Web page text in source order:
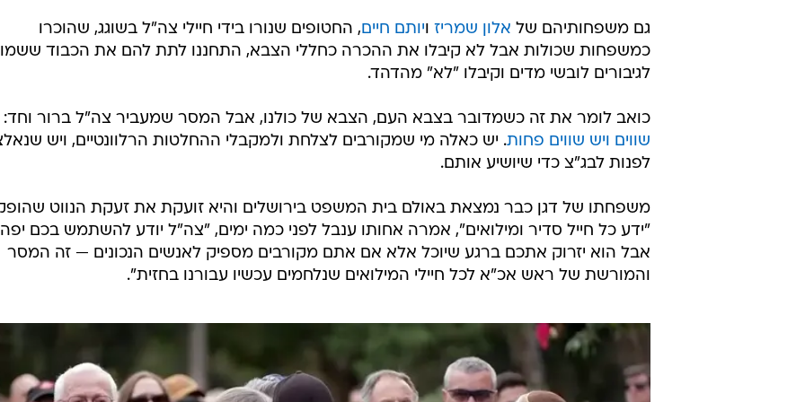
גם משפחותיהם של אלון שמריז ויותם חיים, החטופים שנורו בידי חיילי צה"ל בשוגג, שהוכרו
כמשפחות שכולות אבל לא קיבלו את ההכרה כחללי הצבא, התחננו לתת להם את הכבוד
לגיבורים לובשי מדים וקיבלו "לא" מהדהד.
כואב לומר את זה כשמדובר בצבא העם, הצבא של כולנו, אבל המסר שמעביר צה"ל ברור וחד:
שווים ויש שווים פחות. יש כאלה מי שמקורבים לצלחת ולמקבלי ההחלטות הרלוונטיים, ויש
לפנות לבג"צ כדי שיושיע אותם.
משפחתו של דגן כבר נמצאת באולם בית המשפט בירושלים והיא זועקת את זעקת הנווט
"ידע כל חייל סדיר ומילואים", אמרה אחותו ענבל לפני כמה ימים, "צה"ל יודע להשתמש בכם יפה
אבל הוא יזרוק אתכם ברגע שיוכל אלא אם אתם מקורבים מספיק לאנשים הנכונים — זה המסר
והמורשת של ראש אכ"א לכל חיילי המילואים שנלחמים עכשיו עבורנו בחזית".